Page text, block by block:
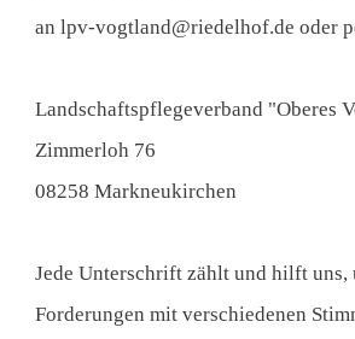
an lpv-vogtland@riedelhof.de oder
Landschaftspflegeverband "Oberes
Zimmerloh 76
08258 Markneukirchen
Jede Unterschrift zählt und hilft uns,
Forderungen mit verschiedenen